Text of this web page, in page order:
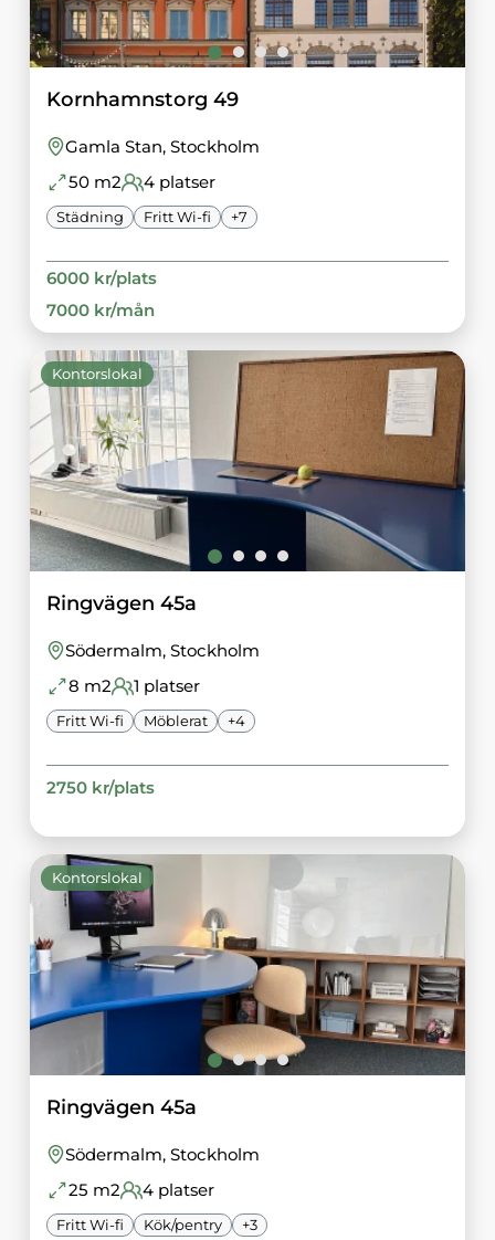
Kornhamnstorg 49
Gamla Stan, Stockholm
50m2 4platser
Städning Fritt Wi-fi +7
6000kr/plats
7000kr/mån
Kontorslokal
Ringvägen 45a
Södermalm, Stockholm
8 m2 1 platser
Fritt Wi-fi Möblerat +4
2750kr/plats
Kontorslokal
Ringvägen 45a
Södermalm, Stockholm
25 m2 4platser
Fritt Wi-fi Kök/pentry +3